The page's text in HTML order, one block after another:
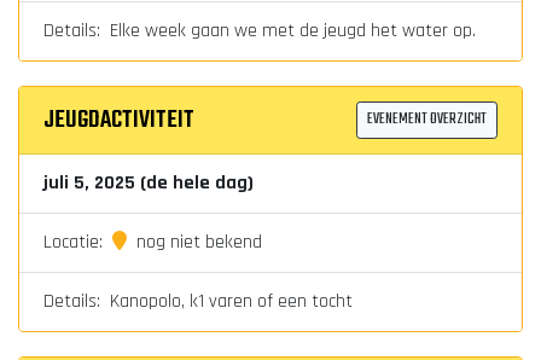
Details: Elke week gaan we met de jeugd het water op.
JEUGDACTIVITEIT EVENEMENT OVERZICHT
juli 5, 2025 (de hele dag)
Locatie: nog niet bekend
Details: Kanopolo, k1 varen of een tocht